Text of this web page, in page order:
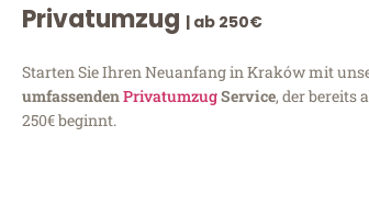
Privatumzug | ab 250€
Starten Sie Ihren Neuanfang in Kraków mit
umfassendenPrivatumzugService, der bereits
250€ beginnt.